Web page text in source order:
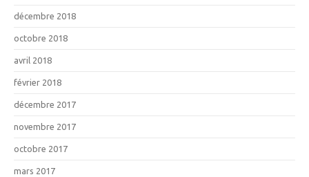
décembre 2018
octobre 2018
avril 2018
février 2018
décembre 2017
novembre 2017
octobre 2017
mars 2017